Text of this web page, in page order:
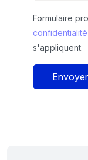
Formulaire
confidentialité
s'appliquent.
Envoyer